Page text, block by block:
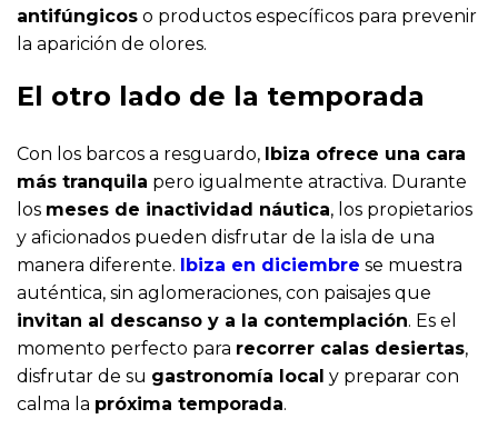
antifúngicos o productos específicos para prevenir
la aparición de olores.
El otro lado de la temporada
Con los barcos a resguardo, Ibiza ofrece una cara
más tranquila pero igualmente atractiva. Durante
los meses de inactividad náutica, los propietarios
y aficionados pueden disfrutar de la isla de una
manera diferente. Ibiza en diciembre se muestra
auténtica, sin aglomeraciones, con paisajes que
invitan al descanso y a la contemplación. Es el
momento perfecto para recorrer calas desiertas,
disfrutar de su gastronomía local y preparar con
calma la próxima temporada.